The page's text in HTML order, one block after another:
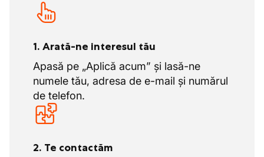
1. Arată-ne interesul tău
Apasă pe „Aplică acum” și lasă-ne
numele tău, adresa de e-mail și numărul
de telefon.
2. Te contactăm